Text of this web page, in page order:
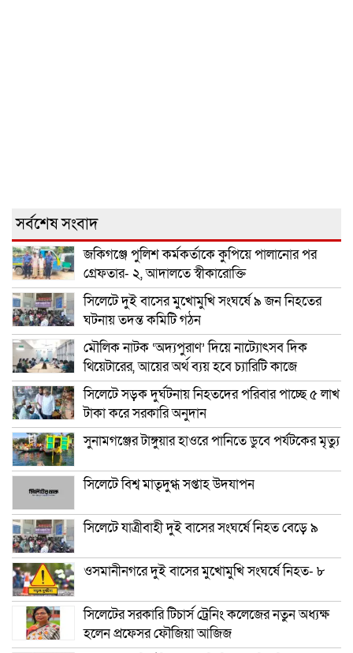
সর্বশেষ সংবাদ
জকিগঞ্জে পুলিশ কর্মকর্তাকে কুপিয়ে পালানোর পর
গ্রেফতার- ২, আদালতে স্বীকারোক্তি
সিলেটে দুই বাসের মুখোমুখি সংঘর্ষে ৯ জন নিহতের
ঘটনায় তদন্ত কমিটি গঠন
মৌলিক নাটক ‘অদ্যপুরাণ’ দিয়ে নাট্যোৎসব দিক
থিয়েটারের, আয়ের অর্থ ব্যয় হবে চ্যারিটি কাজে
সিলেটে সড়ক দুর্ঘটনায় নিহতদের পরিবার পাচ্ছে ৫ লাখ
টাকা করে সরকারি অনুদান
সুনামগঞ্জের টাঙ্গুয়ার হাওরে পানিতে ডুবে পর্যটকের মৃত্যু
সিলেটে বিশ্ব মাতৃদুগ্ধ সপ্তাহ উদযাপন
সিলেটে যাত্রীবাহী দুই বাসের সংঘর্ষে নিহত বেড়ে ৯
ওসমানীনগরে দুই বাসের মুখোমুখি সংঘর্ষে নিহত- ৮
সিলেটের সরকারি টিচার্স ট্রেনিং কলেজের নতুন অধ্যক্ষ
হলেন প্রফেসর ফৌজিয়া আজিজ